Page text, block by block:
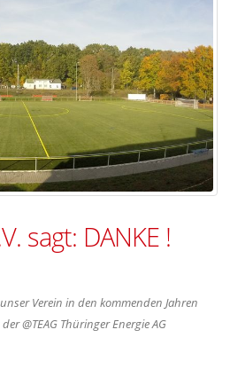
sagt: DANKE !
Verein in den kommenden Jahren
@TEAG Thüringer Energie AG